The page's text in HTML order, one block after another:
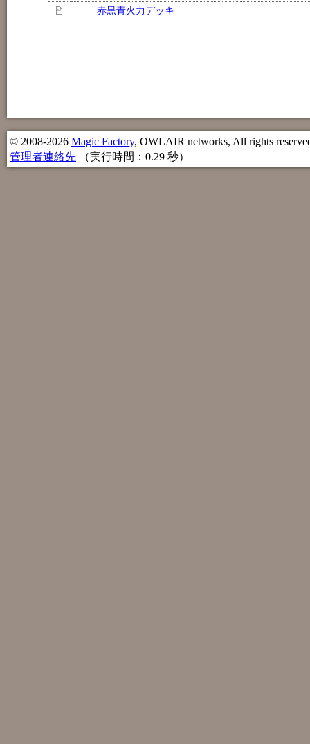
赤黒青火力デッキ
© 2008-2026 Magic Factory, OWLAIR networks, All rights
管理者連絡先 （実行時間：0.29 秒）